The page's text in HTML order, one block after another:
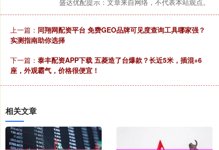
盛达优配提示：文章来自网络，不代表本站观点。
上一篇： 同翔网配资平台 免费GEO品牌可见度查询工具哪家强？
实测指南助你选择
下一篇： 泰丰配资APP下载 五菱造了台爆款？长近5米，插混+6
座，外观霸气，价格很便宜！
相关文章